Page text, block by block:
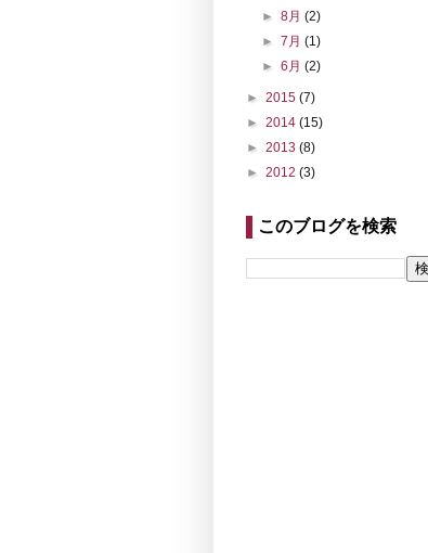
►8月(2)
►7月(1)
►6月(2)
► 2015 (7)
► 2014 (15)
► 2013 (8)
► 2012 (3)
このブログを検索